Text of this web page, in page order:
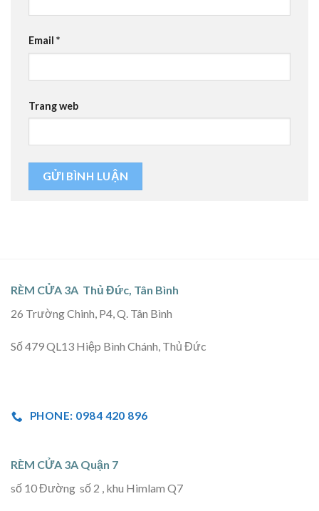
Email *
Trang web
RÈM CỬA 3A Thủ Đức, Tân Bình
26 Trường Chinh, P4, Q. Tân Bình
Số 479 QL13 Hiệp Bình Chánh, Thủ Đức
PHONE: 0984 420 896
RÈM CỬA 3A Quận 7
số 10 Đường số 2 , khu Himlam Q7